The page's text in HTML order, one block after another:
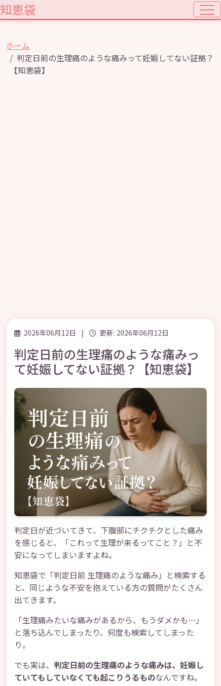
知恵袋
ホーム
判定日前の生理痛のような痛みって妊娠してない証拠？
【知恵袋】
2026年06月12日 | 更新: 2026年06月12日
判定日前の生理痛のような痛みっ
て妊娠してない証拠？【知恵袋】
判定日が近づいてきて、下腹部にチクチクとした痛み
を感じると、「これって生理が来るってこと？」と不
安になってしまいますよね。
知恵袋で「判定日前 生理痛のような痛み」と検索する
と、同じような不安を抱えている方の質問がたくさん
出てきます。
「生理痛みたいな痛みがあるから、もうダメかも…」
と落ち込んでしまったり、何度も検索してしまった
り。
でも実は、 判定日前の生理痛のような痛みは、妊娠し
ていてもしていなくても起こりうるものなんですね。